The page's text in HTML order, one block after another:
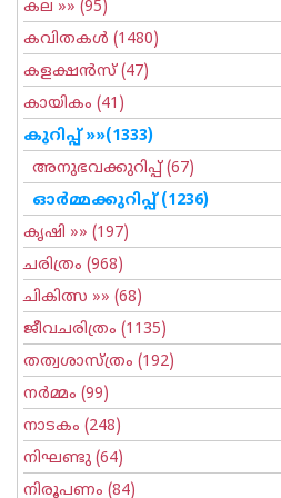
കല »» (95)
കവിതകള്‍ (1480)
കളക്ഷന്‍സ്(47)
കായികം (41)
കുറിപ്പ്‌»»(1333)
അനുഭവക്കുറിപ്പ്‌(67)
ഓര്‍മ്മക്കുറിപ്പ്‌(1236)
കൃഷി »» (197)
ചരിത്രം (968)
ചികിത്സ »» (68)
ജീവചരിത്രം (1135)
തത്വശാസ്ത്രം (192)
നര്‍മ്മം (99)
നാടകം (248)
നിഘണ്ടു (64)
നിരൂപണം (84)